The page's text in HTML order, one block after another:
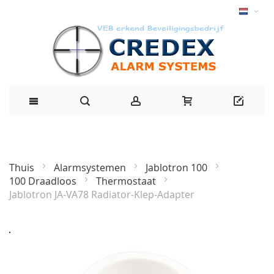
Thuis Alarmsystemen
Jablotron 100
100 Draadloos
Thermostaat
Jablotron JA-VA78 Radiator-Klep-Adapter
naar